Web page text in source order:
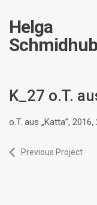
Helga
K_27 o.T.
o.T. aus „Katta”,
Previous Project